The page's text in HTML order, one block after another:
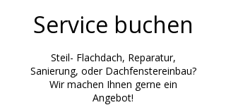
Service buchen
Steil- Flachdach, Reparatur,
Sanierung, oder Dachfenstereinbau?
Wir machen Ihnen gerne ein
Angebot!